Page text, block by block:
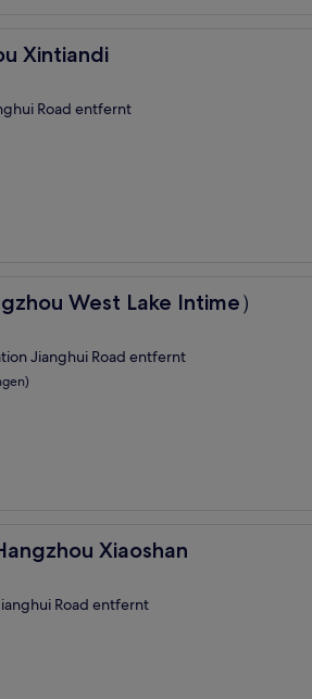
Xintiandi
Road entfernt
West Lake Intime）
Lake Intime）
Jianghui Road entfernt
Xiaoshan
Road entfernt